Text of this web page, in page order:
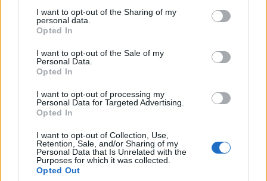
not limited to your visit or usage behaviour. You may click to
grant or deny consent to Google and its third-party tags to
use your data for below specified purposes in below Google
consent section.
I want to opt-out of the Sharing of my
personal data.
Opted In
I want to opt-out of the Sale of my
Personal Data.
Opted In
I want to opt-out of processing my
Personal Data for Targeted Advertising.
Opted In
I want to opt-out of Collection, Use,
Retention, Sale, and/or Sharing of my
Personal Data that Is Unrelated with the
Purposes for which it was collected.
Opted Out
φαίνεται το αποτέλεσμα πιο φυσικό, δουλέψτε το
περίγραμμα ελαφρώς προς τα πάνω και προς τα
#5. Απλώστε λευκό μολύβι ματιών στην εσωτερική
γραμμή του κάτω βλεφάρου, τα μάτια θα φωτίσουν
αμέσως και θα φαίνονται πιο μεγάλα.
#6. Προτιμήστε τις mascara που προσφέρουν
μάκρος και όχι όγκο. Οι βαριές βλεφαρίδες
βαραίνουν τα μάτια που με την σειρά τους